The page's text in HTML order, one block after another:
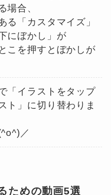
場合、
る「カスタマイズ」
にぼかし」が
こを押すとぼかしが
「イラストをタップ
ト」に切り替わりま
／
ための動画5選